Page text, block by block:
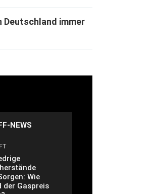
Deutschland immer
NEWS
Wie
der Gaspreis